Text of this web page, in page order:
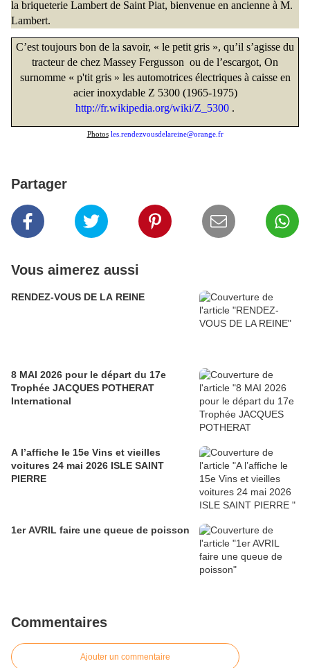
la briqueterie Lambert de Saint Piat, bienvenue en ancienne à M.
Lambert.
C’est toujours bon de la savoir, « le petit gris », qu’il s’agisse du
tracteur de chez Massey Fergusson ou de l’escargot, On
surnomme « p'tit gris » les automotrices électriques à caisse en
acier inoxydable Z 5300 (1965-1975)
http://fr.wikipedia.org/wiki/Z_5300 .
Photos les.rendezvousdelareine@orange.fr
Partager
Vous aimerez aussi
RENDEZ-VOUS DE LA REINE
8 MAI 2026 pour le départ du 17e
Trophée JACQUES POTHERAT
International
A l’affiche le 15e Vins et vieilles
voitures 24 mai 2026 ISLE SAINT
PIERRE
1er AVRIL faire une queue de poisson
Commentaires
Ajouter un commentaire